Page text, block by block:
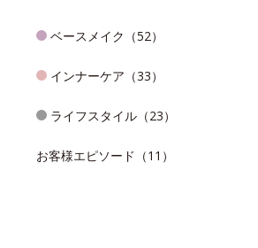
ベースメイク（52）
インナーケア（33）
ライフスタイル（23）
お客様エピソード（11）